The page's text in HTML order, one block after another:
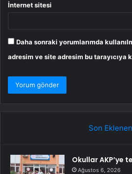
İnternet sitesi
Daha sonraki yorumlarımda
adresim ve site adresim bu tarayıcıya
Son Eklenen
Okullar AKP’ye
Ağustos 6, 2026